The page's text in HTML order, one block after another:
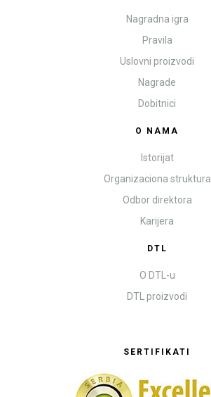
Nagradna igra
Pravila
Uslovni proizvodi
Nagrade
Dobitnici
O NAMA
Istorijat
Organizaciona struktura
Odbor direktora
Karijera
DTL
O DTL-u
DTL proizvodi
SERTIFIKATI